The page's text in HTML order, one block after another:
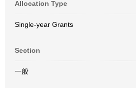
Allocation Type
Single-year Grants
Section
一般